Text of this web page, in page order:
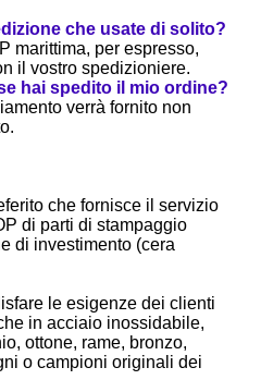
che usate di solito?
marittima, per espresso,
il vostro spedizioniere.
hai spedito il mio ordine?
verrà fornito non
che fornisce il servizio
di parti di stampaggio
di investimento (cera
le esigenze dei clienti
in acciaio inossidabile,
ottone, rame, bronzo,
o campioni originali dei